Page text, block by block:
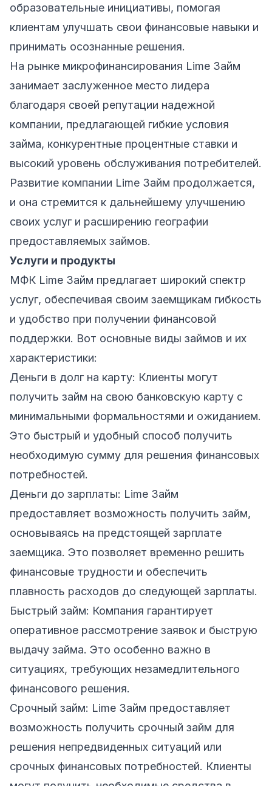
образовательные инициативы, помогая
клиентам улучшать свои финансовые навыки и
принимать осознанные решения.
На рынке микрофинансирования Lime Займ
занимает заслуженное место лидера
благодаря своей репутации надежной
компании, предлагающей гибкие условия
займа, конкурентные процентные ставки и
высокий уровень обслуживания потребителей.
Развитие компании Lime Займ продолжается,
и она стремится к дальнейшему улучшению
своих услуг и расширению географии
предоставляемых займов.
Услуги и продукты
МФК Lime Займ предлагает широкий спектр
услуг, обеспечивая своим заемщикам гибкость
и удобство при получении финансовой
поддержки. Вот основные виды займов и их
характеристики:
Деньги в долг на карту: Клиенты могут
получить займ на свою банковскую карту с
минимальными формальностями и ожиданием.
Это быстрый и удобный способ получить
необходимую сумму для решения финансовых
потребностей.
Деньги до зарплаты: Lime Займ
предоставляет возможность получить займ,
основываясь на предстоящей зарплате
заемщика. Это позволяет временно решить
финансовые трудности и обеспечить
плавность расходов до следующей зарплаты.
Быстрый займ: Компания гарантирует
оперативное рассмотрение заявок и быструю
выдачу займа. Это особенно важно в
ситуациях, требующих незамедлительного
финансового решения.
Срочный займ: Lime Займ предоставляет
возможность получить срочный займ для
решения непредвиденных ситуаций или
срочных финансовых потребностей. Клиенты